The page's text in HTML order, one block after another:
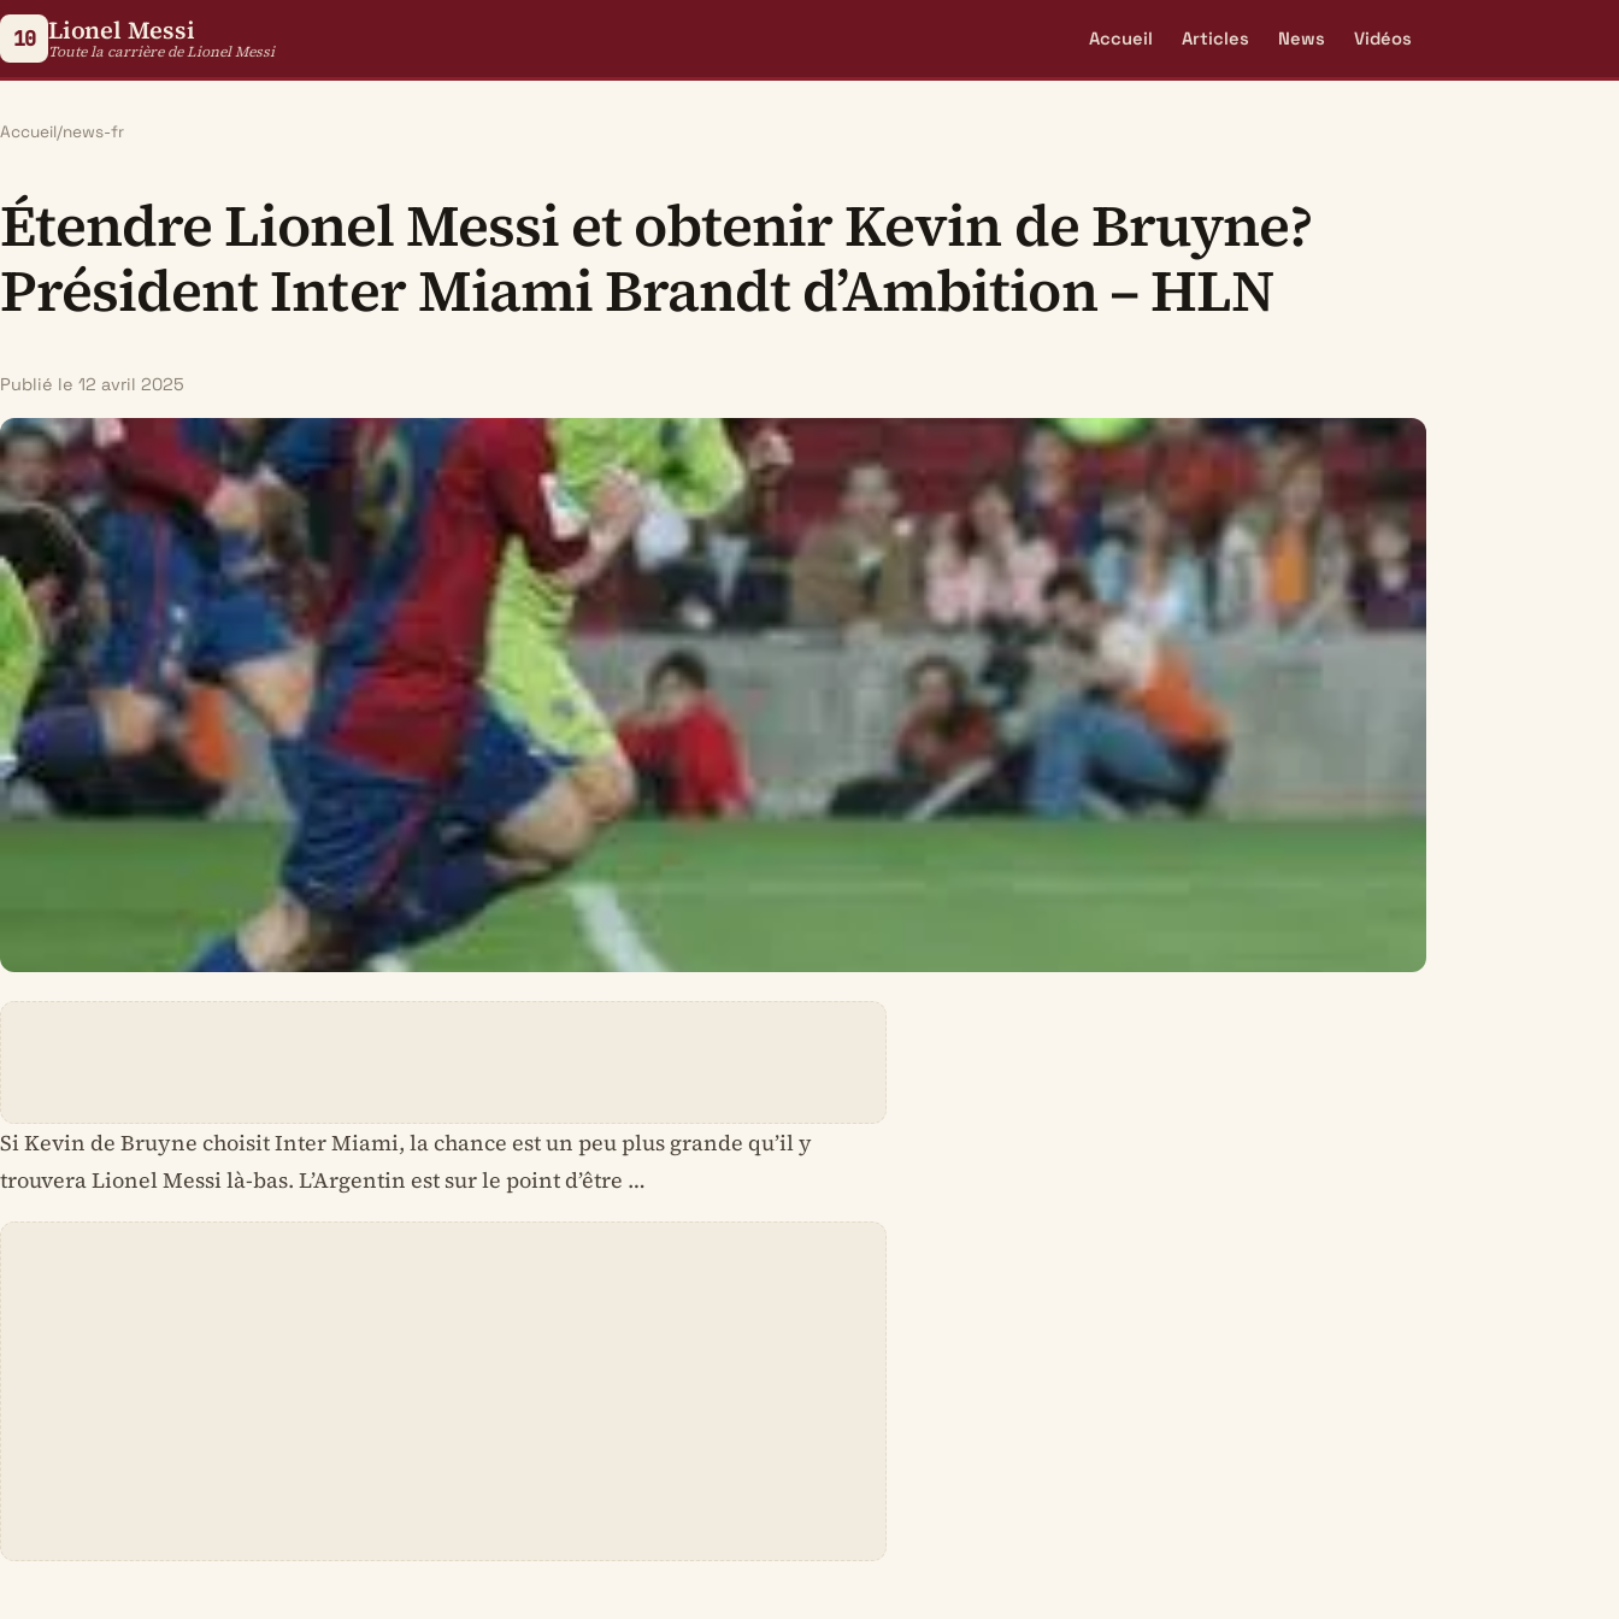
10 Lionel Messi
Toute la carrière de Lionel Messi
Accueil Articles News Vidéos
Accueil/news-fr
Étendre Lionel Messi et obtenir Kevin de Bruyne?
Président Inter Miami Brandt d’Ambition – HLN
Publié le 12 avril 2025
Si Kevin de Bruyne choisit Inter Miami, la chance est un peu plus grande qu’il y
trouvera Lionel Messi là-bas. L’Argentin est sur le point d’être …